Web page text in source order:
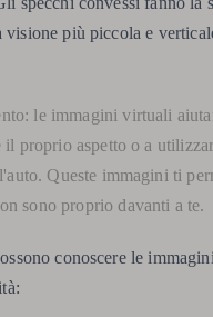
visione più piccola e
le immagini virtuali
il proprio aspetto o a
Queste immagini ti
sono proprio davanti a te.
conoscere le